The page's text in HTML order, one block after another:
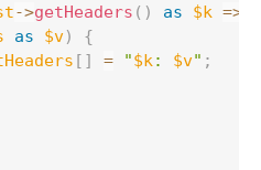
->getHeaders ( ) as $k =>
as $v)
{
[ ] = "$k : $v" ;